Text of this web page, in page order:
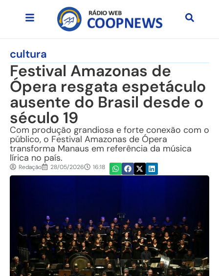
cultura
Festival Amazonas de
Ópera resgata espetáculo
ausente do Brasil desde o
século 19
Com produção grandiosa e forte conexão com o
público, o Festival Amazonas de Ópera
transforma Manaus em referência da música
lírica no país.
Redação 28/05/2026 16:18